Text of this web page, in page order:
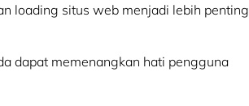
loading situs web menjadi lebih penting
dapat memenangkan hati pengguna